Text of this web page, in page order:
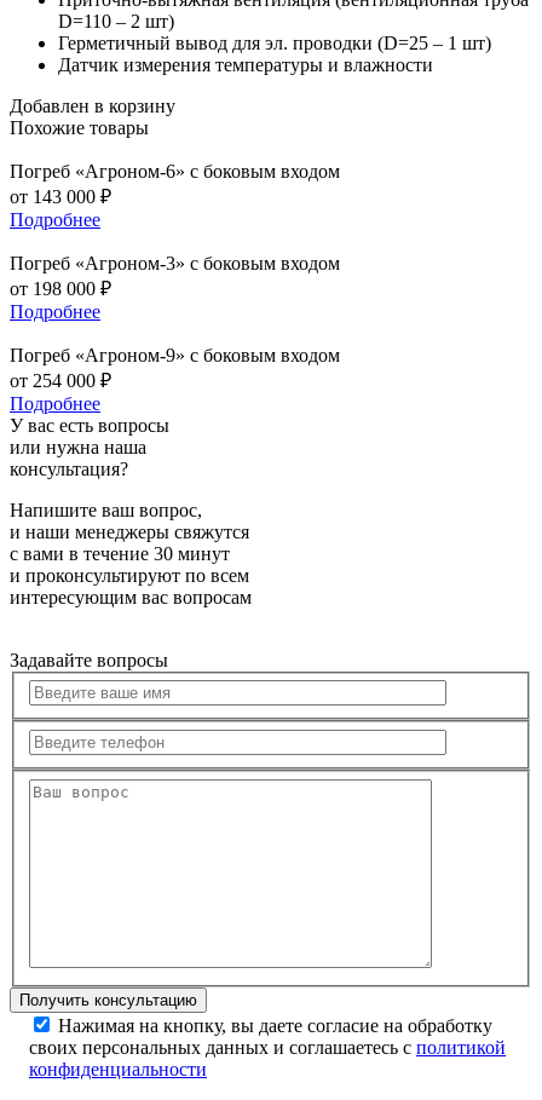
D=110 – 2 шт)
Герметичный вывод для эл. проводки (D=25 – 1 шт)
Датчик измерения температуры и влажности
Добавлен в корзину
Похожие товары
Погреб «Агроном-6» с боковым входом
от 143 000 ₽
Подробнее
Погреб «Агроном-3» с боковым входом
от 198 000 ₽
Подробнее
Погреб «Агроном-9» с боковым входом
от 254 000 ₽
Подробнее
У вас есть вопросы
или нужна наша
консультация?
Напишите ваш вопрос,
и наши менеджеры свяжутся
с вами в течение 30 минут
и проконсультируют по всем
интересующим вас вопросам
Задавайте вопросы
Нажимая на кнопку, вы даете согласие на обработку
своих персональных данных и соглашаетесь с политикой
конфиденциальности